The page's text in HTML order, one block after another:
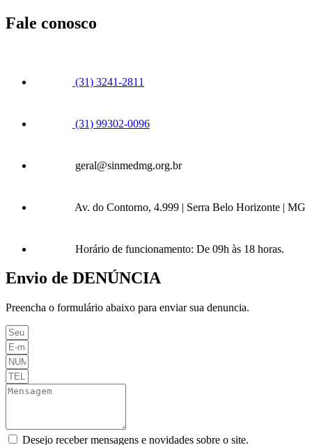
Fale conosco
(31) 3241-2811
(31) 99302-0096
geral@sinmedmg.org.br
Av. do Contorno, 4.999 | Serra Belo Horizonte | MG
Horário de funcionamento: De 09h às 18 horas.
Envio de DENÚNCIA
Preencha o formulário abaixo para enviar sua denuncia.
Desejo receber mensagens e novidades sobre o site.